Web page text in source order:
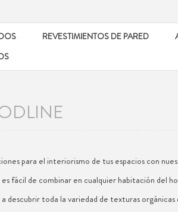
REVESTIMIENTOS DE PARED
para el interiorismo de tus espacios con
es fácil de combinar en cualquier habitación del
descubrir toda la variedad de texturas